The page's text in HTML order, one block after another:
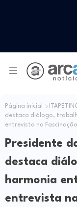
Página inicial
destaca diálogo,
entrevista na Fascinação
Presidente
destaca
harmonia
entrevista